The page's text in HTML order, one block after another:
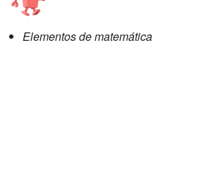
Elementos de matemática